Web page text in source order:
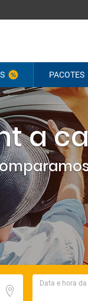
PACOTES
a
Data e hora